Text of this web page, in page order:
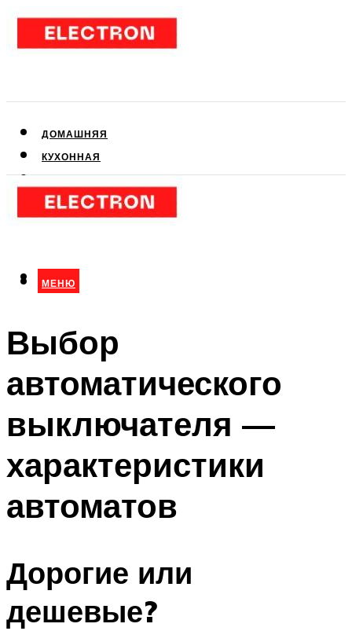
ДОМАШНЯЯ
КУХОННАЯ
КЛИМАТИЧЕСКАЯ
МЕНЮ
МЕНЮ
Выбор
автоматического
выключателя —
характеристики
автоматов
Дорогие или
дешевые?